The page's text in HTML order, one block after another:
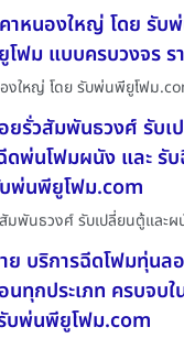
าหนองใหญ่ โดย รับ
ฟม แบบครบวงจร ร
งใหญ่ โดย รับพ่นพียูโฟม
รั่วสัมพันธวงศ์ รับเ
ดพ่นโฟมผนัง และ รั
พ่นพียูโฟม.com
พันธวงศ์ รับเปลี่ยนตู้และผ
บริการฉีดโฟมทุ่นล
ทุกประเภท ครบจบใ
บพ่นพียูโฟม.com